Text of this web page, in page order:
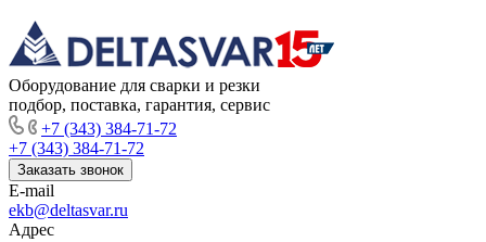
Оборудование для сварки и резки
подбор, поставка, гарантия, сервис
+7 (343) 384-71-72
+7 (343) 384-71-72
Заказать звонок
E-mail
ekb@deltasvar.ru
Адрес